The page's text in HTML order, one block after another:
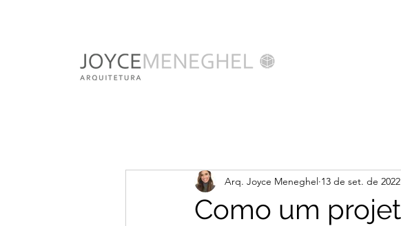
Como um
Arq. Joyce Meneghel 13 de set. de 2022